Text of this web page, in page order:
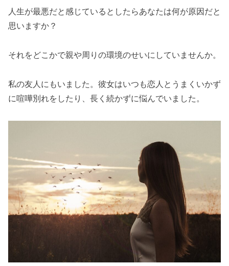
人生が最悪だと感じているとしたらあなたは何が原因だと
思いますか？
それをどこかで親や周りの環境のせいにしていませんか。
私の友人にもいました。彼女はいつも恋人とうまくいかず
に喧嘩別れをしたり、長く続かずに悩んでいました。